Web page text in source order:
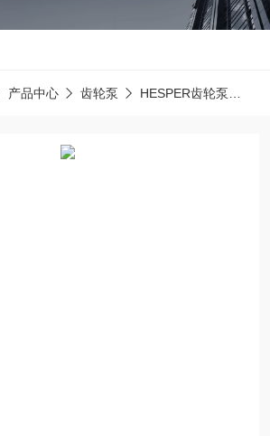
产品中心 齿轮泵 HESPER齿轮泵